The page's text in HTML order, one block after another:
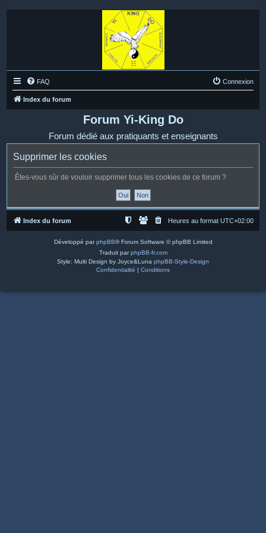
FAQ Connexion
Index du forum
Forum Yi-King Do
Forum dédié aux pratiquants et enseignants
Supprimer les cookies
Êtes-vous sûr de vouloir supprimer tous les cookies de ce forum ?
Index du forum Heures au format UTC+02:00
Développé parphpBB® Forum Software © phpBB Limited
Traduit parphpBB-fr.com
Style: Multi Design by Joyce&Luna phpBB-Style-Design
Confidentialité | Conditions